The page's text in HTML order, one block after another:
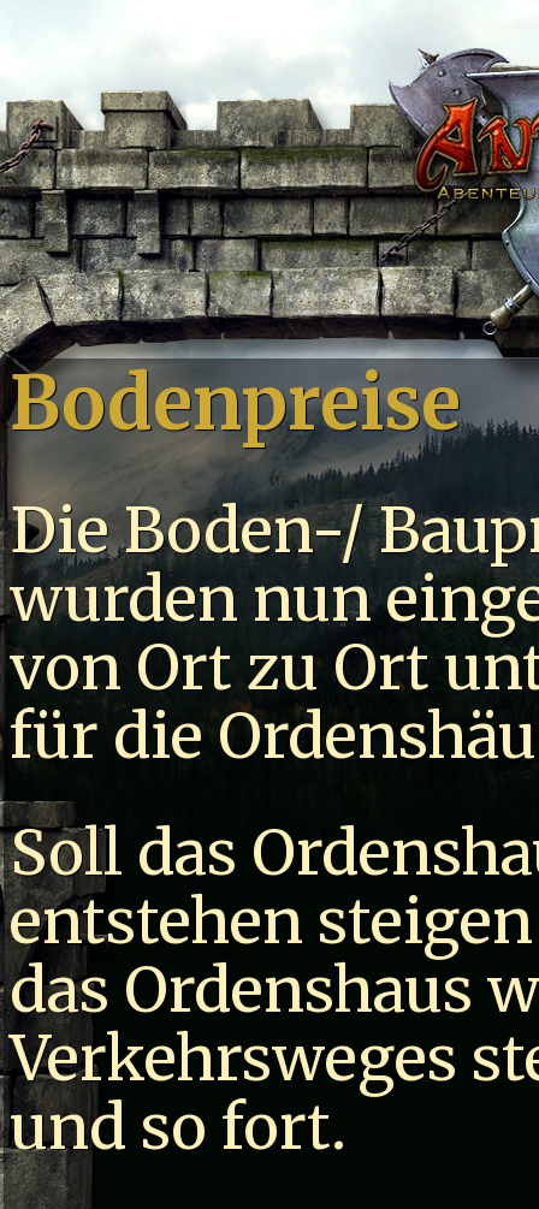
Bodenpreise
Die Boden-/
wurden nun
von Ort zu Ort
für die
Soll das
entstehen
das Ordenshaus
Verkehrsweges
und so fort.